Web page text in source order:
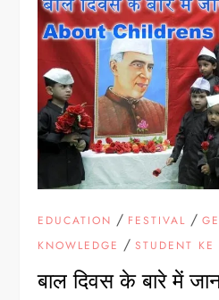
EDUCATION / FESTIVAL /
KNOWLEDGE /STUDENT
बाल दिवस के बारे में